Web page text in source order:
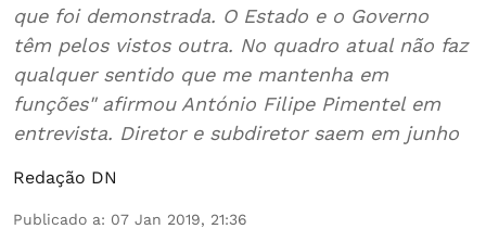
que foi demonstrada. O Estado e o Governo
têm pelos vistos outra. No quadro atual não faz
qualquer sentido que me mantenha em
funções" afirmou António Filipe Pimentel em
entrevista. Diretor e subdiretor saem em junho
Redação DN
Publicado a: 07 Jan 2019, 21:36